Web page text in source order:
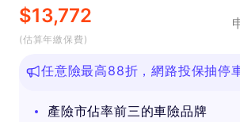
$13,772
(估算年繳保費)
任意險最高88折，網路投保抽停
產險市佔率前三的車險品牌